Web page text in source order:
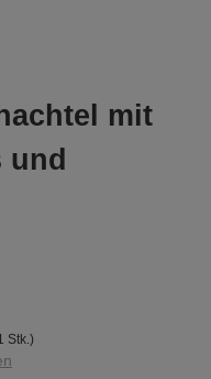
mit
und
Stk.)